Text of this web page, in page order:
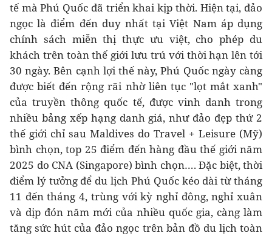
tế mà Phú Quốc đã triển khai kịp thời. Hiện tại, đảo
ngọc là điểm đến duy nhất tại Việt Nam áp dụng
chính sách miễn thị thực ưu việt, cho phép du
khách trên toàn thế giới lưu trú với thời hạn lên tới
30 ngày. Bên cạnh lợi thế này, Phú Quốc ngày càng
được biết đến rộng rãi nhờ liên tục "lọt mắt xanh"
của truyền thông quốc tế, được vinh danh trong
nhiều bảng xếp hạng danh giá, như đảo đẹp thứ 2
thế giới chỉ sau Maldives do Travel + Leisure (Mỹ)
bình chọn, top 25 điểm đến hàng đầu thế giới năm
2025 do CNA (Singapore) bình chọn…. Đặc biệt, thời
điểm lý tưởng để du lịch Phú Quốc kéo dài từ tháng
11 đến tháng 4, trùng với kỳ nghỉ đông, nghỉ xuân
và dịp đón năm mới của nhiều quốc gia, càng làm
tăng sức hút của đảo ngọc trên bản đồ du lịch toàn